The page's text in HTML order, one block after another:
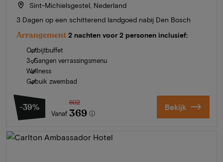
Sint-Michielsgestel, Nederland
3 Dagen op een schitterend landgoed nabij Den Bosch
Arrangement 2 nachten voor 2 personen inclusief:
Ontbijtbuffet
3-Gangen verrassingsmenu
Wellness
Gebuik zwembad
-39%
Vanaf
602
369 Bekijk